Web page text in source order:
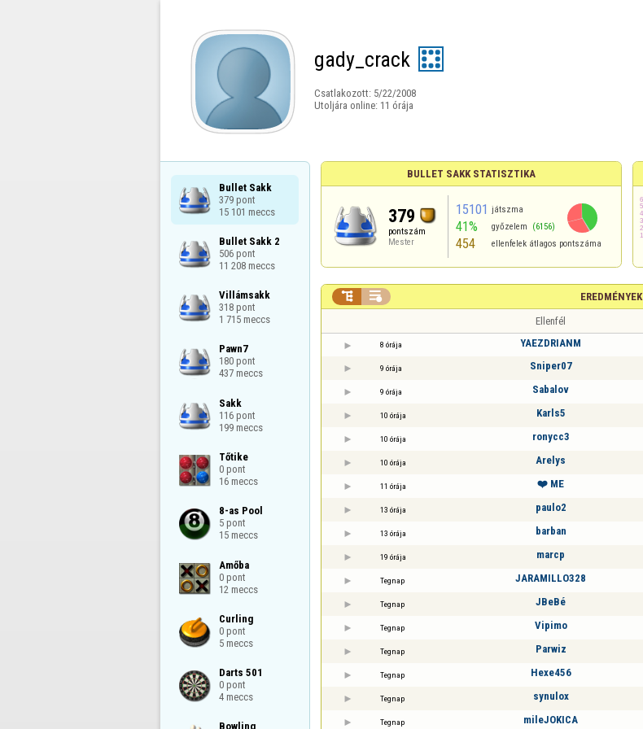
gady_crack
Csatlakozott: 5/22/2008
Utoljára online: 11 órája
Bullet Sakk
379 pont
15 101 meccs
Bullet Sakk 2
506 pont
11 208 meccs
Villámsakk
318 pont
1 715 meccs
Pawn7
180 pont
437 meccs
Sakk
116 pont
199 meccs
Tőtike
0 pont
16 meccs
8-as Pool
5 pont
15 meccs
Amőba
0 pont
12 meccs
Curling
0 pont
5 meccs
Darts 501
0 pont
4 meccs
Bowling
BULLET SAKK STATISZTIKA
379
pontszám
Mester
15101 játszma
41% győzelem (6156)
454 ellenfelek átlagos pontszáma
EREDMÉNYEK
 
Ellenfél
8 órája YAEZDRIANM
9 órája Sniper07
9 órája Sabalov
10 órája Karls5
10 órája ronycc3
10 órája Arelys
11 órája ❤️ ME
13 órája paulo2
13 órája barban
19 órája marcp
Tegnap JARAMILLO328
Tegnap JBeBé
Tegnap Vipimo
Tegnap Parwiz
Tegnap Hexe456
Tegnap synulox
Tegnap mileJOKICA